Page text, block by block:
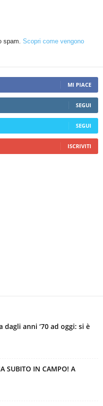
spam. Scopri come vengono
MI PIACE
SEGUI
SEGUI
ISCRIVITI
anni ‘70 ad oggi: si è
SUBITO IN CAMPO! A